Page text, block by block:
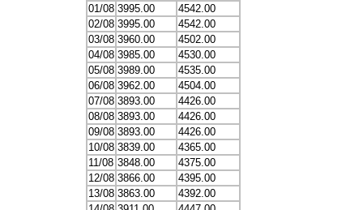
01/08 3995.00
4542.00
02/08 3995.00
4542.00
03/08 3960.00
4502.00
04/08 3985.00
4530.00
05/08 3989.00
4535.00
06/08 3962.00
4504.00
07/08 3893.00
4426.00
08/08 3893.00
4426.00
09/08 3893.00
4426.00
10/08 3839.00
4365.00
11/08 3848.00
4375.00
12/08 3866.00
4395.00
13/08 3863.00
4392.00